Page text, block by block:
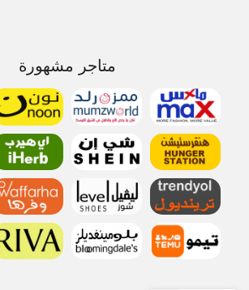
متاجر مشهورة